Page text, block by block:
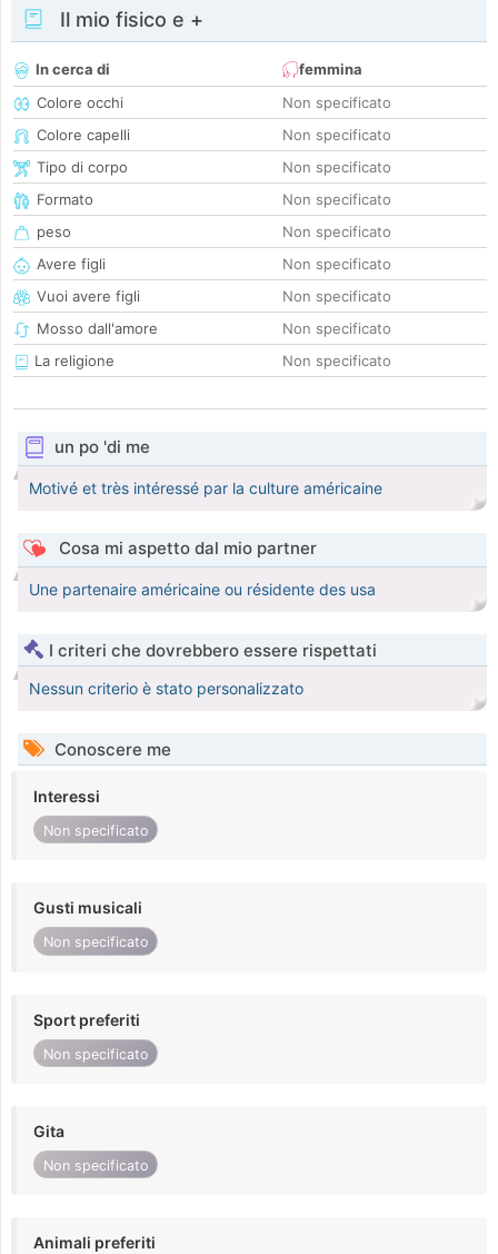
Il mio fisico e +
In cerca di
femmina
Colore occhi
Non specificato
Colore capelli
Non specificato
Tipo di corpo
Non specificato
Formato
Non specificato
peso
Non specificato
Avere figli
Non specificato
Vuoi avere figli
Non specificato
Mosso dall'amore
Non specificato
La religione
Non specificato
un po 'di me
Motivé et très intéressé par la culture américaine
Cosa mi aspetto dal mio partner
Une partenaire américaine ou résidente des usa
I criteri che dovrebbero essere rispettati
Nessun criterio è stato personalizzato
Conoscere me
Interessi
Non specificato
Gusti musicali
Non specificato
Sport preferiti
Non specificato
Gita
Non specificato
Animali preferiti